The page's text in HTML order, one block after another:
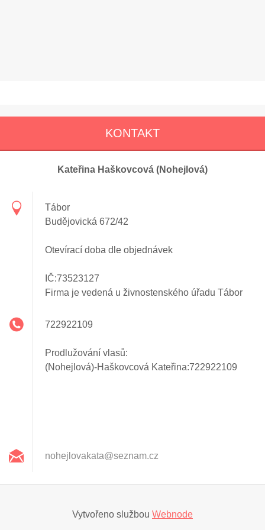
KONTAKT
Kateřina Haškovcová (Nohejlová)
Tábor
Budějovická 672/42
Otevírací doba dle objednávek
IČ:73523127
Firma je vedená u živnostenského úřadu Tábor
722922109
Prodlužování vlasů:
(Nohejlová)-Haškovcová Kateřina:722922109
nohejlovakata@seznam.cz
Vytvořeno službou Webnode